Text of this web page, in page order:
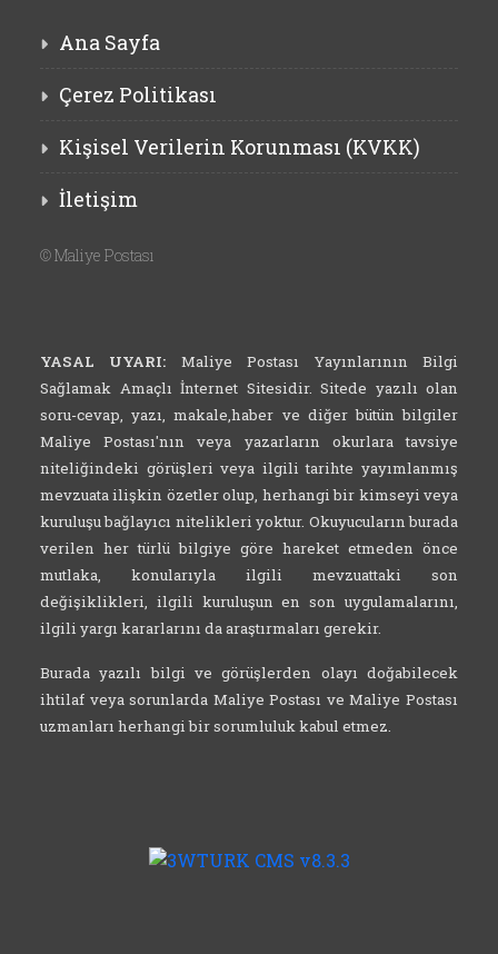
Ana Sayfa
Çerez Politikası
Kişisel Verilerin Korunması (KVKK)
İletişim
©Maliye Postası
YASAL UYARI: Maliye Postası Yayınlarının Bilgi
Sağlamak Amaçlı İnternet Sitesidir. Sitede yazılı olan
soru-cevap, yazı, makale,haber ve diğer bütün bilgiler
Maliye Postası'nın veya yazarların okurlara tavsiye
niteliğindeki görüşleri veya ilgili tarihte yayımlanmış
mevzuata ilişkin özetler olup, herhangi bir kimseyi veya
kuruluşu bağlayıcı nitelikleri yoktur. Okuyucuların burada
verilen her türlü bilgiye göre hareket etmeden önce
mutlaka, konularıyla ilgili mevzuattaki son
değişiklikleri, ilgili kuruluşun en son uygulamalarını,
ilgili yargı kararlarını da araştırmaları gerekir.
Burada yazılı bilgi ve görüşlerden olayı doğabilecek
ihtilaf veya sorunlarda Maliye Postası ve Maliye Postası
uzmanları herhangi bir sorumluluk kabul etmez.